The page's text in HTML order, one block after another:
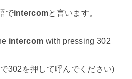
でintercomと言います。
intercom with pressing 302
302を押して呼んでください)